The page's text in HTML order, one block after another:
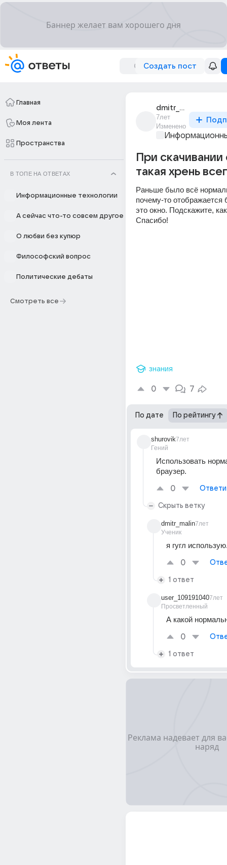
Создать пост
Главная
Моя лента
Пространства
В ТОПЕ НА ОТВЕТАХ
Информационные технологии
А сейчас что-то совсем другое
О любви без купюр
Философский вопрос
Политические дебаты
Смотреть все
dmitr_malin
7лет
Изменено
При
такая хрень
Раньше было всё
почему-то
это окно. Подскажите,
Спасибо!
знания
0 7
По дате По рейтингу
shurovik
Гений
7лет
Использовать
браузер.
0
Скрыть ветку
dmitr_malin
Ученик
7лет
я гугл
0
1 ответ
user_109191040
Просветленный
7лет
А какой
0
1 ответ